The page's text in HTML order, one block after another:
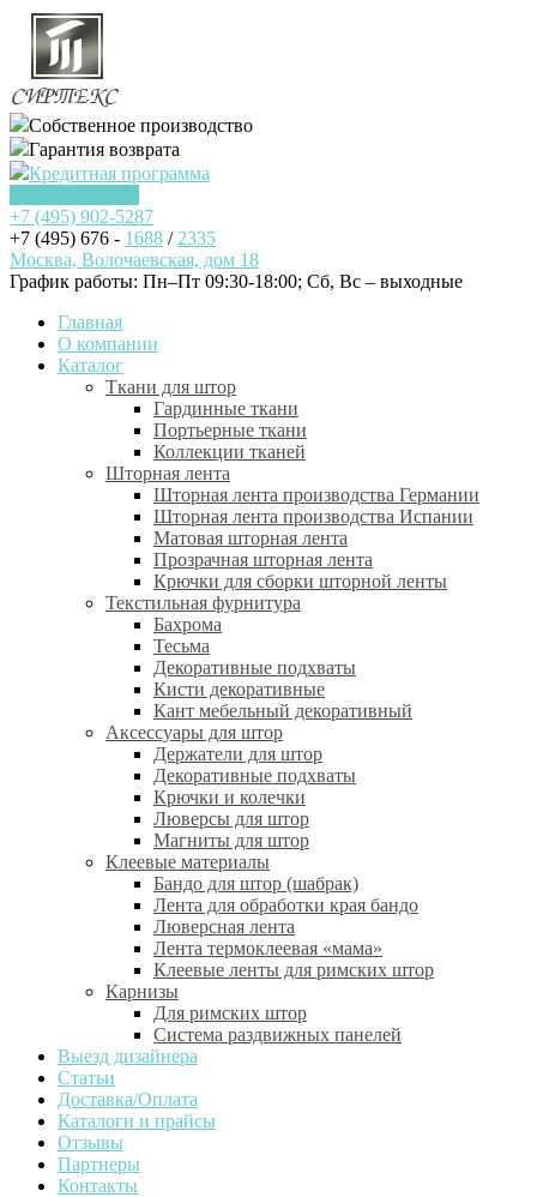
Собственное производство
Гарантия возврата
Кредитная программа
+7 (495) 902-5287
+7 (495) 676 - 1688 / 2335
Москва, Волочаевская, дом 18
График работы: Пн–Пт 09:30-18:00; Cб, Вс – выходные
Главная
О компании
Каталог
Ткани для штор
Гардинные ткани
Портьерные ткани
Коллекции тканей
Шторная лента
Шторная лента производства Германии
Шторная лента производства Испании
Матовая шторная лента
Прозрачная шторная лента
Крючки для сборки шторной ленты
Текстильная фурнитура
Бахрома
Тесьма
Декоративные подхваты
Кисти декоративные
Кант мебельный декоративный
Аксессуары для штор
Держатели для штор
Декоративные подхваты
Крючки и колечки
Люверсы для штор
Магниты для штор
Клеевые материалы
Бандо для штор (шабрак)
Лента для обработки края бандо
Люверсная лента
Лента термоклеевая «мама»
Клеевые ленты для римских штор
Карнизы
Для римских штор
Система раздвижных панелей
Выезд дизайнера
Статьи
Доставка/Оплата
Каталоги и прайсы
Отзывы
Партнеры
Контакты